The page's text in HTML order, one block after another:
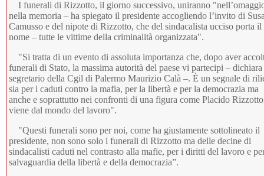
I funerali di Rizzotto, il giorno successivo, uniranno
nella memoria – ha spiegato il presidente accogliendo l’invito di
Camusso e del nipote di Rizzotto, che del sindacalista ucciso porta il
nome – tutte le vittime della criminalità organizzata".
"Si tratta di un evento di assoluta importanza che, dopo aver
funerali di Stato, la massima autorità del paese vi partecipi –
segretario della Cgil di Palermo Maurizio Calà –. È un segnale di
sia per i caduti contro la mafia, per la libertà e per la democrazia ma
anche e soprattutto nei confronti di una figura come Placido
viene dal mondo del lavoro".
"Questi funerali sono per noi, come ha giustamente sottolineato il
presidente, non sono solo i funerali di Rizzotto ma delle decine di
sindacalisti caduti nel contrasto alla mafie, per i diritti del lavoro e
salvaguardia della libertà e della democrazia”.